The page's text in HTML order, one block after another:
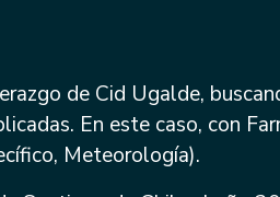
de Cid Ugalde,
En este caso, con
Meteorología).